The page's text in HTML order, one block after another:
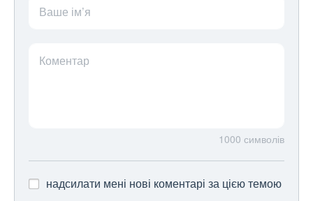
Ваше ім’я
Коментар
1000 символів
надсилати мені нові коментарі за цією темою